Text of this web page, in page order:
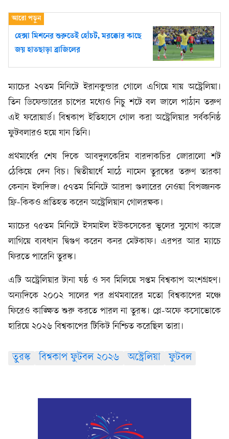
হেক্সা মিশনের শুরুতেই হোঁচট, মরক্কোর কাছে
জয় হাতছাড়া ব্রাজিলের
ম্যাচের ২৭তম মিনিটে ইরানকুন্ডার গোলে এগিয়ে যায় অস্ট্রেলিয়া।
তিন ডিফেন্ডারের চাপের মধ্যেও নিচু শটে বল জালে পাঠান তরুণ
এই ফরোয়ার্ড। বিশ্বকাপ ইতিহাসে গোল করা অস্ট্রেলিয়ার সর্বকনিষ্ঠ
ফুটবলারও হয়ে যান তিনি।
প্রথমার্ধের শেষ দিকে আবদুলকেরিম বারদাকচির জোরালো শট
ঠেকিয়ে দেন বিচ। দ্বিতীয়ার্ধে মাঠে নামেন তুরস্কের তরুণ তারকা
কেনান ইলদিজ। ৫৭তম মিনিটে আরদা গুলারের নেওয়া বিপজ্জনক
ফ্রি-কিকও প্রতিহত করেন অস্ট্রেলিয়ান গোলরক্ষক।
ম্যাচের ৭৫তম মিনিটে ইসমাইল ইউকসেকের ভুলের সুযোগ কাজে
লাগিয়ে ব্যবধান দ্বিগুণ করেন কনর মেটকাফ। এরপর আর ম্যাচে
ফিরতে পারেনি তুরস্ক।
এটি অস্ট্রেলিয়ার টানা ষষ্ঠ ও সব মিলিয়ে সপ্তম বিশ্বকাপ অংশগ্রহণ।
অন্যদিকে ২০০২ সালের পর প্রথমবারের মতো বিশ্বকাপের মঞ্চে
ফিরেও কাঙ্ক্ষিত শুরু করতে পারল না তুরস্ক। প্লে-অফে কসোভোকে
হারিয়ে ২০২৬ বিশ্বকাপের টিকিট নিশ্চিত করেছিল তারা।
তুরস্ক বিশ্বকাপ ফুটবল ২০২৬ অস্ট্রেলিয়া ফুটবল